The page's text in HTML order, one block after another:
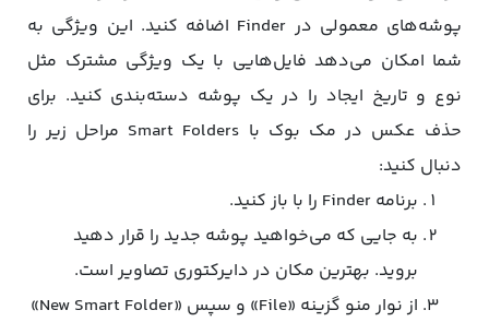
پوشه‌های معمولی در Finder اضافه کنید. این ویژگی به
شما امکان می‌دهد فایل‌هایی با یک ویژگی مشترک مثل
نوع و تاریخ ایجاد را در یک پوشه دسته‌بندی کنید. برای
حذف عکس در مک بوک با Smart Folders مراحل زیر را
دنبال کنید:
برنامه Finder را با باز کنید.
به جایی که می‌خواهید پوشه جدید را قرار دهید
بروید. بهترین مکان در دایرکتوری تصاویر است.
از نوار منو گزینه «File» و سپس «New Smart Folder»